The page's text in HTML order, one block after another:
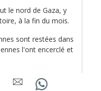
le nord de Gaza, y
à la fin du mois.
sont restées dans
l'ont encerclé et